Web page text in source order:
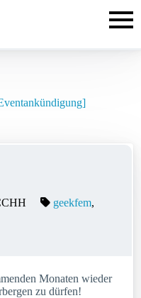
geekfem
Monaten wieder
zu dürfen!